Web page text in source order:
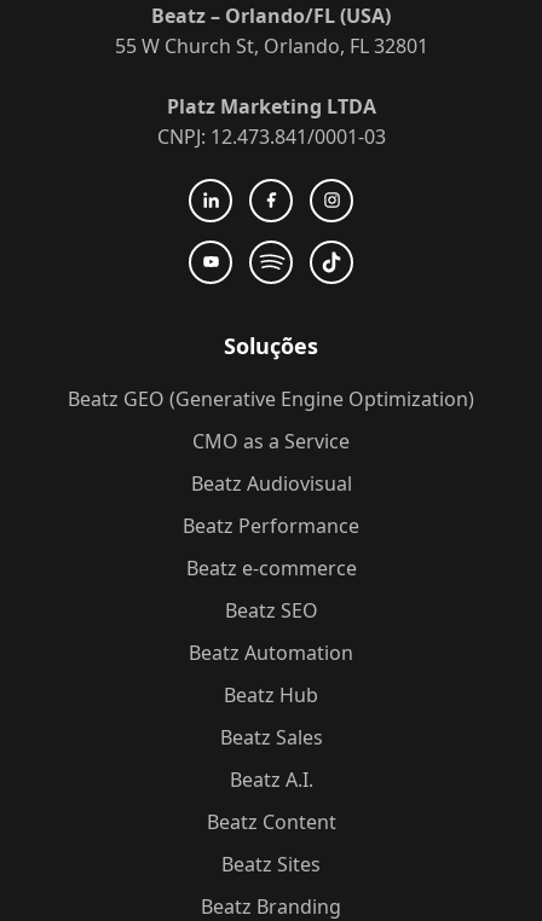
Beatz – Orlando/FL (USA)
55 W Church St, Orlando, FL 32801
Platz Marketing LTDA
CNPJ: 12.473.841/0001-03
Soluções
Beatz GEO (Generative Engine Optimization)
CMO as a Service
Beatz Audiovisual
Beatz Performance
Beatz e-commerce
Beatz SEO
Beatz Automation
Beatz Hub
Beatz Sales
Beatz A.I.
Beatz Content
Beatz Sites
Beatz Branding